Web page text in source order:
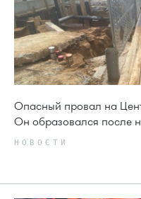
Опасный провал на
Он образовался после
НОВОСТИ